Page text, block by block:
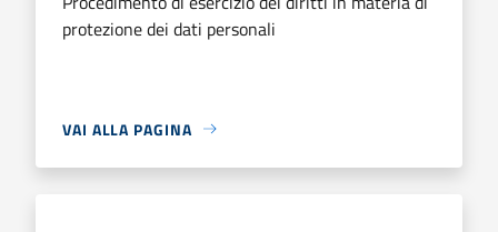
protezione dei dati personali
VAI ALLA PAGINA